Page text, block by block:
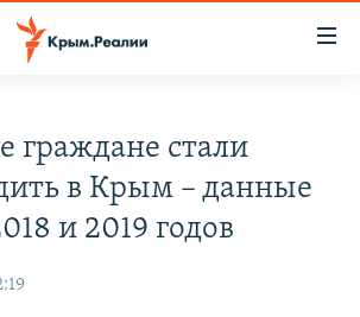
КРЫМА. 11 ИСТОРИЙ СОПРОТИВЛЕНИЯ
граждане стали
в Крым – данные
и 2019 годов